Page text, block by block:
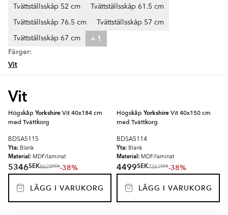
Tvättställsskåp 52 cm Tvättställsskåp 61.5 cm
Tvättställsskåp 76.5 cm Tvättställsskåp 57 cm
Tvättställsskåp 67 cm
+ 1
Färger:
Vit
Vit
Högskåp YorkshireVit 40x184 cm
med Tvättkorg
BDSA5115
Yta: Blank
Material: MDF/laminat
5346SEK8629SEK-38%
LÄGG I VARUKORG
Högskåp YorkshireVit 40x150 cm
med Tvättkorg
BDSA5114
Yta: Blank
Material: MDF/laminat
4499SEK7261SEK-38%
LÄGG I VARUKORG